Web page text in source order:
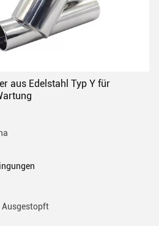
aus Edelstahl Typ Y für
Ausgestopft